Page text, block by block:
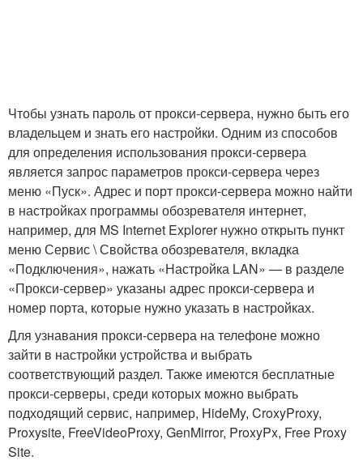
Чтобы узнать пароль от прокси-сервера, нужно быть его
владельцем и знать его настройки. Одним из способов
для определения использования прокси-сервера
является запрос параметров прокси-сервера через
меню «Пуск». Адрес и порт прокси-сервера можно найти
в настройках программы обозревателя интернет,
например, для MS Internet Explorer нужно открыть пункт
меню Сервис \ Свойства обозревателя, вкладка
«Подключения», нажать «Настройка LAN» — в разделе
«Прокси-сервер» указаны адрес прокси-сервера и
номер порта, которые нужно указать в настройках.
Для узнавания прокси-сервера на телефоне можно
зайти в настройки устройства и выбрать
соответствующий раздел. Также имеются бесплатные
прокси-серверы, среди которых можно выбрать
подходящий сервис, например, HideMy, CroxyProxy,
Proxysite, FreeVideoProxy, GenMirror, ProxyPx, Free Proxy
Site.